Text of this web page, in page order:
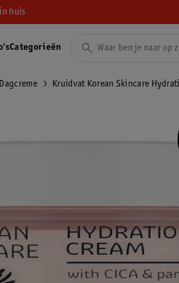
huis
Categorieën
Dagcreme Kruidvat Korean Skincare